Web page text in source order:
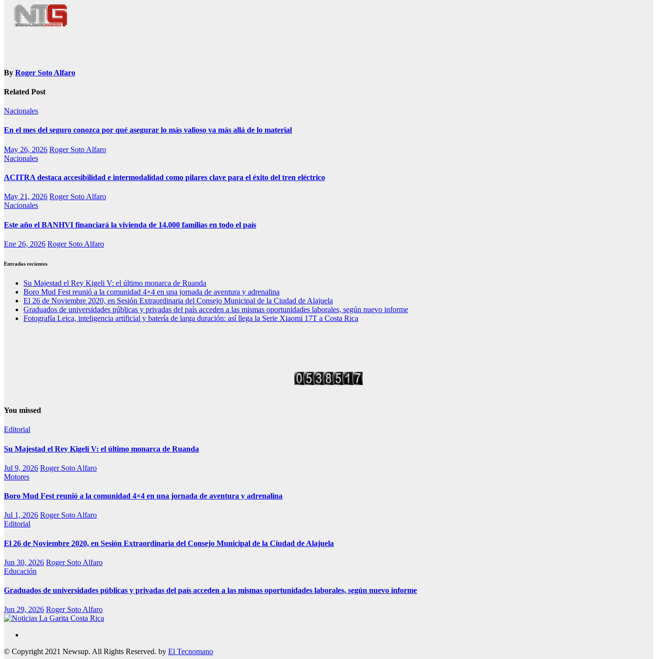
By Roger Soto Alfaro
Related Post
Nacionales
En el mes del seguro conozca por qué asegurar lo más valioso va más allá de lo material
May 26, 2026 Roger Soto Alfaro
Nacionales
ACITRA destaca accesibilidad e intermodalidad como pilares clave para el éxito del tren eléctrico
May 21, 2026 Roger Soto Alfaro
Nacionales
Este año el BANHVI financiará la vivienda de 14.000 familias en todo el país
Ene 26, 2026 Roger Soto Alfaro
Entradas recientes
Su Majestad el Rey Kigeli V: el último monarca de Ruanda
Boro Mud Fest reunió a la comunidad 4×4 en una jornada de aventura y adrenalina
El 26 de Noviembre 2020, en Sesión Extraordinaria del Consejo Municipal de la Ciudad de Alajuela
Graduados de universidades públicas y privadas del país acceden a las mismas oportunidades laborales, según nuevo informe
Fotografía Leica, inteligencia artificial y batería de larga duración: así llega la Serie Xiaomi 17T a Costa Rica
You missed
Editorial
Su Majestad el Rey Kigeli V: el último monarca de Ruanda
Jul 9, 2026 Roger Soto Alfaro
Motores
Boro Mud Fest reunió a la comunidad 4×4 en una jornada de aventura y adrenalina
Jul 1, 2026 Roger Soto Alfaro
Editorial
El 26 de Noviembre 2020, en Sesión Extraordinaria del Consejo Municipal de la Ciudad de Alajuela
Jun 30, 2026 Roger Soto Alfaro
Educación
Graduados de universidades públicas y privadas del país acceden a las mismas oportunidades laborales, según nuevo informe
Jun 29, 2026 Roger Soto Alfaro
Noticias La Garita Costa Rica
Medio Alternativo
© Copyright 2021 Newsup. All Rights Reserved. by El Tecnomano